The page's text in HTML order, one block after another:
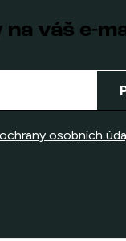
váš e-
osobních